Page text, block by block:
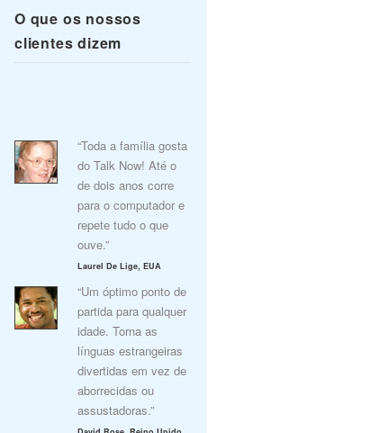
O que os nossos
clientes dizem
“Toda a família gosta
do Talk Now! Até o
de dois anos corre
para o computador e
repete tudo o que
ouve.”
Laurel De Lige, EUA
“Um óptimo ponto de
partida para qualquer
idade. Torna as
línguas estrangeiras
divertidas em vez de
aborrecidas ou
assustadoras.”